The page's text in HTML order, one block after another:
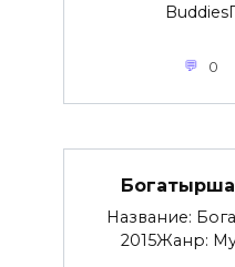
0
Богатырша
Название:
2015Жанр: